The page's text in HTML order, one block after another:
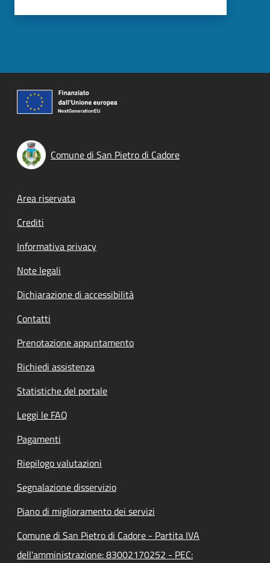
Comune di San Pietro di Cadore
Footer menu
Area riservata
Crediti
Informativa privacy
Note legali
Dichiarazione di accessibilità
Contatti
Prenotazione appuntamento
Richiedi assistenza
Statistiche del portale
Leggi le FAQ
Pagamenti
Riepilogo valutazioni
Segnalazione disservizio
Piano di miglioramento dei servizi
Comune di San Pietro di Cadore - Partita IVA
dell'amministrazione: 83002170252 - PEC: